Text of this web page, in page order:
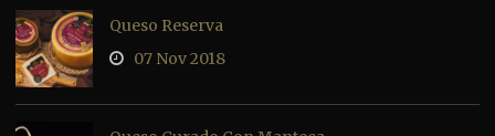
Queso Reserva
07 Nov 2018